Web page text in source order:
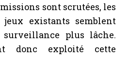
sont scrutées, les
existants semblent
plus lâche.
donc exploité cette